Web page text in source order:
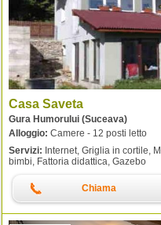
Casa Saveta
Gura Humorului (Suceava)
Alloggio: Camere - 12 posti letto
Servizi: Internet, Griglia in cortile,
bimbi, Fattoria didattica, Gazebo
Chiama